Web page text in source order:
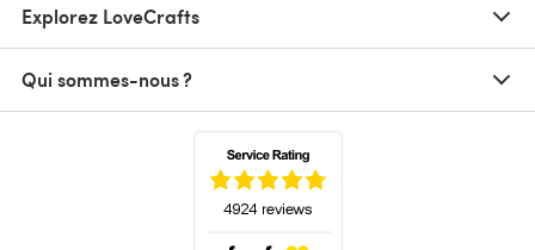
Explorez LoveCrafts
Qui sommes-nous ?